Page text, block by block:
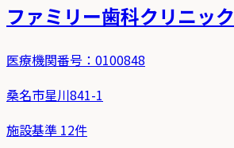
ファミリー歯科クリニック
医療機関番号： 0100848
桑名市星川841-1
施設基準 12件